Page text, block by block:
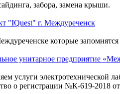
забора, замена крыши.
"IQuest" г. Междуреченск
которые
унитарное предприятие
услуги электротехнической
о регистрации №К-619-2018 от